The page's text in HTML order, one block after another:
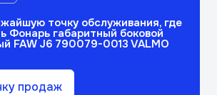
точку обслуживания, где
Фонарь габаритный боковой
FAW J6 790079-0013 VALMO
продаж